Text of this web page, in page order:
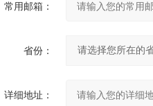
常用邮箱：
省份：
详细地址：